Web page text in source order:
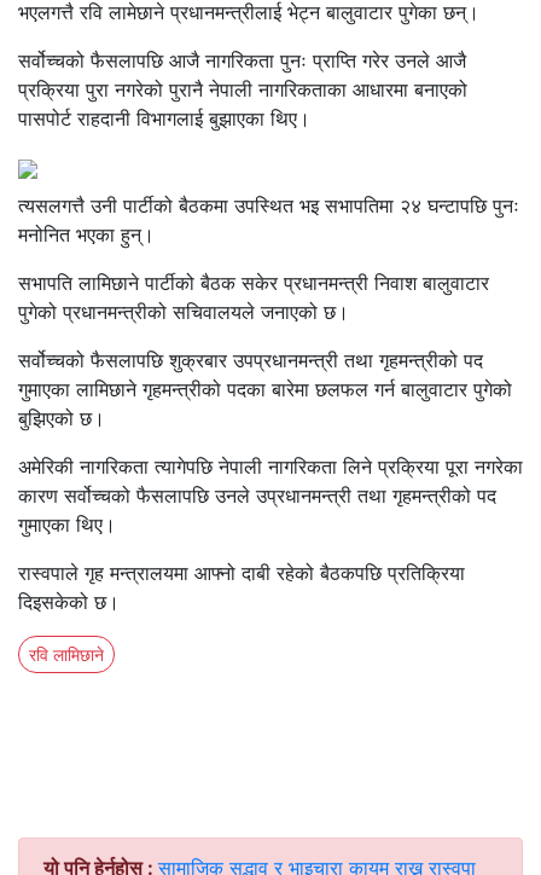
भएलगत्तै रवि लामेछाने प्रधानमन्त्रीलाई भेट्न बालुवाटार पुगेका छन्।
सर्वोच्चको फैसलापछि आजै नागरिकता पुनः प्राप्ति गरेर उनले आजै
प्रक्रिया पुरा नगरेको पुरानै नेपाली नागरिकताका आधारमा बनाएको
पासपोर्ट राहदानी विभागलाई बुझाएका थिए।
त्यसलगत्तै उनी पार्टीको बैठकमा उपस्थित भइ सभापतिमा २४ घन्टापछि पुनः
मनोनित भएका हुन्।
सभापति लामिछाने पार्टीको बैठक सकेर प्रधानमन्त्री निवाश बालुवाटार
पुगेको प्रधानमन्त्रीको सचिवालयले जनाएको छ।
सर्वोच्चको फैसलापछि शुक्रबार उपप्रधानमन्त्री तथा गृहमन्त्रीको पद
गुमाएका लामिछाने गृहमन्त्रीको पदका बारेमा छलफल गर्न बालुवाटार पुगेको
बुझिएको छ।
अमेरिकी नागरिकता त्यागेपछि नेपाली नागरिकता लिने प्रक्रिया पूरा नगरेका
कारण सर्वोच्चको फैसलापछि उनले उप्रधानमन्त्री तथा गृहमन्त्रीको पद
गुमाएका थिए।
रास्वपाले गृह मन्त्रालयमा आफ्नो दाबी रहेको बैठकपछि प्रतिक्रिया
दिइसकेको छ।
रवि लामिछाने
यो पनि हेर्नुहोस् :सामाजिक सद्भाव र भाइचारा कायम राख्न रास्वपा